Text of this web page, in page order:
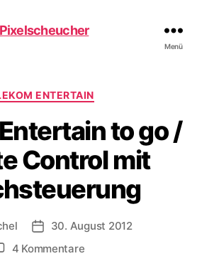
Menü
Kategorien
ENTERTAIN
to go /
Control mit
Veröffentlichungsdatum
30. August 2012
4 Kommentarezu